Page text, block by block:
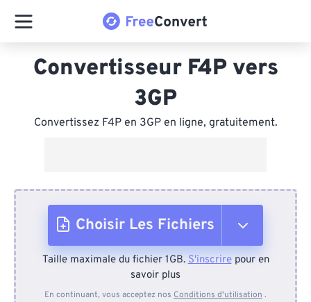
Convertisseur F4P vers
3GP
Convertissez F4P en 3GP en ligne, gratuitement.
Choisir Les Fichiers
Depuis l'appareil
Taille maximale du fichier 1GB.S'inscrirepour en
savoir plus
En continuant, vous acceptez nos Conditions d'utilisation .